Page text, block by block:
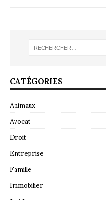
CATÉGORIES
Animaux
Avocat
Droit
Entreprise
Famille
Immobilier